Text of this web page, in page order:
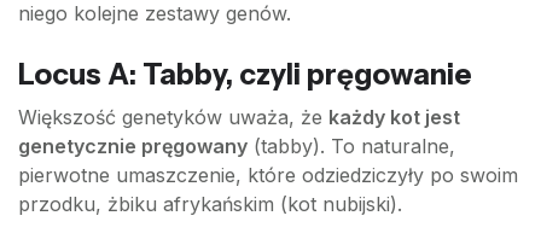
niego kolejne zestawy genów.
Locus A: Tabby, czyli pręgowanie
Większość genetyków uważa, że każdy kot jest
genetycznie pręgowany (tabby). To naturalne,
pierwotne umaszczenie, które odziedziczyły po swoim
przodku, żbiku afrykańskim (kot nubijski).